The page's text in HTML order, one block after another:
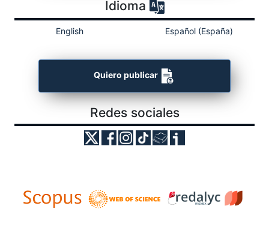
Idioma
English Español (España)
Quiero publicar
Redes sociales